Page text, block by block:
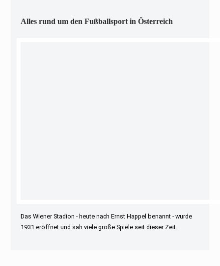
Alles rund um den Fußballsport in Österreich
Das Wiener Stadion - heute nach Ernst Happel benannt - wurde
1931 eröffnet und sah viele große Spiele seit dieser Zeit.